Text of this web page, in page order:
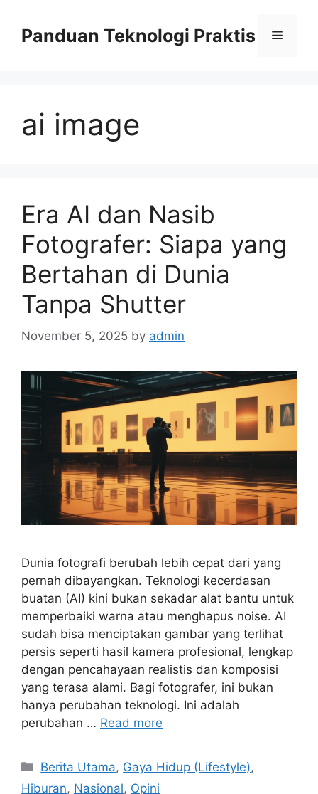
contentPanduan Teknologi Praktis Menu
ai image
Era AI dan Nasib
Fotografer: Siapa yang
Bertahan di Dunia
Tanpa Shutter
November 5, 2025 by admin
Dunia fotografi berubah lebih cepat dari yang
pernah dibayangkan. Teknologi kecerdasan
buatan (AI) kini bukan sekadar alat bantu untuk
memperbaiki warna atau menghapus noise. AI
sudah bisa menciptakan gambar yang terlihat
persis seperti hasil kamera profesional, lengkap
dengan pencahayaan realistis dan komposisi
yang terasa alami. Bagi fotografer, ini bukan
hanya perubahan teknologi. Ini adalah
perubahan … Read more
Categories
Berita Utama, Gaya Hidup (Lifestyle),
Hiburan, Nasional, Opini